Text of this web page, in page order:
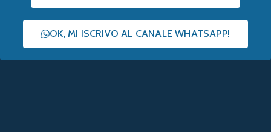
OK, MI ISCRIVO AL CANALE WHATSAPP!